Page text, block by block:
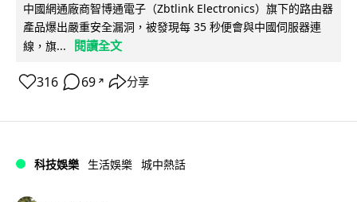
中國網通廠商智博通電子（Zbtlink Electronics）旗下的路由器
產品爆出嚴重安全漏洞，被發現每 35 秒便會與中國伺服器連
線，旗...
閱讀全文
316 69 ↗ 分享
科技娛樂 生活娛樂 城中熱話